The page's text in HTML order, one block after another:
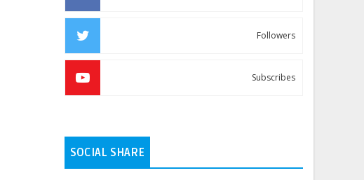
Followers
Subscribes
SOCIAL SHARE